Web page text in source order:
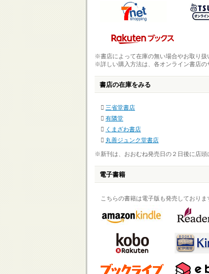
※書店によって在庫の無い場合やお取り扱
※詳しい購入方法は、各オンライン書店の
書店の在庫をみる
三省堂書店
有隣堂
くまざわ書店
丸善ジュンク堂書店
※新刊は、おおむね発売日の２日後に店頭
電子書籍
こちらの書籍は電子版も発売しておりま